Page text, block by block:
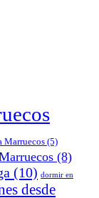
Marruecos (5)
(8)
(10) dormir en
desde